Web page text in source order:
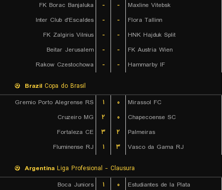
FK Borac Banjaluka
- -
Maxline Vitebsk
Inter Club d'Escaldes
- -
Flora Tallinn
FK Zalgiris Vilnius
- -
HNK Hajduk Split
Beitar Jerusalem
- -
FK Austria Wien
Rakow Czestochowa
- - Hammarby IF
Brazil Copa do Brasil
Gremio Porto Alegrense RS
۱ ۰
Mirassol FC
Cruzeiro MG
۲ ۰
Chapecoense SC
Fortaleza CE
۳ ۲
Palmeiras
Fluminense RJ
۱ ۳ Vasco da Gama RJ
Argentina Liga Profesional - Clausura
Boca Juniors
۱ ۰
Estudiantes de la Plata